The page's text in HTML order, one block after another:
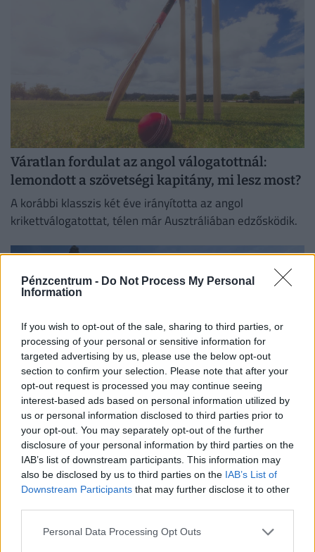
Pénzcentrum - Do Not Process My Personal
Information
If you wish to opt-out of the sale, sharing to third parties, or
processing of your personal or sensitive information for
targeted advertising by us, please use the below opt-out
section to confirm your selection. Please note that after your
opt-out request is processed you may continue seeing
interest-based ads based on personal information utilized by
us or personal information disclosed to third parties prior to
your opt-out. You may separately opt-out of the further
disclosure of your personal information by third parties on the
IAB’s list of downstream participants. This information may
also be disclosed by us to third parties on the IAB’s List of
Downstream Participants that may further disclose it to other
Personal Data Processing Opt Outs
Váratlan fordulat az angol válogatottnál:
lemondott a szövetségi kapitány, mi lesz most?
A korábbi klasszis két éve irányította az angol
krikettválogatottat, télen már Ausztráliában edzősködik.
Megállíthatatlanok a magyarok Párizsban:
éremesővel zárták a kontinensviadalt
A magyar csapat bronzérmet nyert szombaton a nyíltvízi
úszók váltóversenyében a párizsi Európa-bajnokságon.